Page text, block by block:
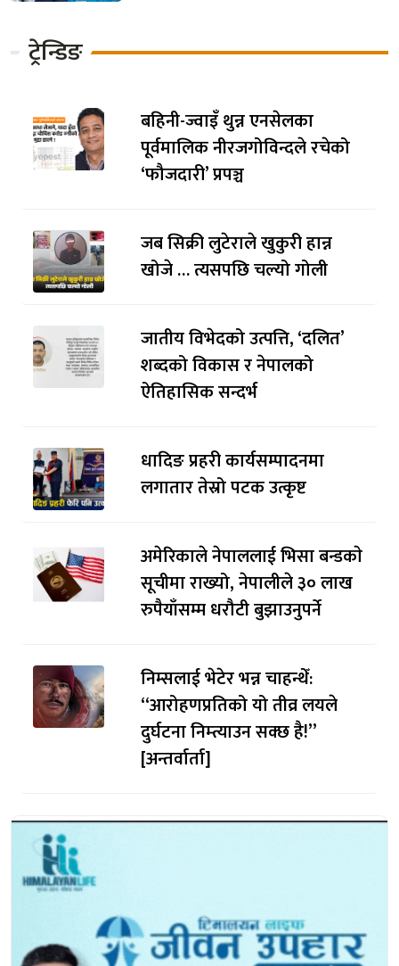
ट्रेन्डिङ
बहिनी-ज्वाइँ थुन्न एनसेलका
पूर्वमालिक नीरजगोविन्दले रचेको
‘फौजदारी’ प्रपञ्च
जब सिक्री लुटेराले खुकुरी हान्न
खोजे … त्यसपछि चल्यो गोली
जातीय विभेदको उत्पत्ति, ‘दलित’
शब्दको विकास र नेपालको
ऐतिहासिक सन्दर्भ
धादिङ प्रहरी कार्यसम्पादनमा
लगातार तेस्रो पटक उत्कृष्ट
अमेरिकाले नेपाललाई भिसा बन्डकाे
सूचीमा राख्यो, नेपालीले ३० लाख
रुपैयाँसम्म धरौटी बुझाउनुपर्ने
निम्सलाई भेटेर भन्न चाहन्थेँ:
“आरोहणप्रतिको यो तीव्र लयले
दुर्घटना निम्त्याउन सक्छ है!”
[अन्तर्वार्ता]